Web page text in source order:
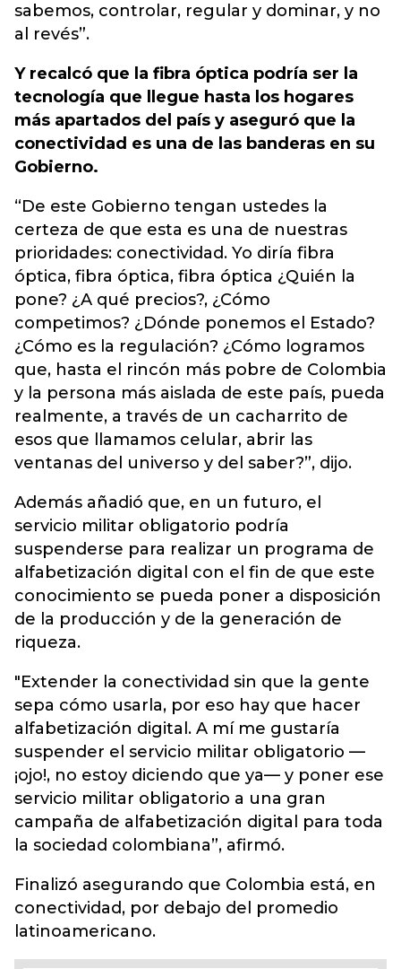
sabemos, controlar, regular y dominar, y no
al revés”.
Y recalcó que la fibra óptica podría ser la
tecnología que llegue hasta los hogares
más apartados del país y aseguró que la
conectividad es una de las banderas en su
Gobierno.
“De este Gobierno tengan ustedes la
certeza de que esta es una de nuestras
prioridades: conectividad. Yo diría fibra
óptica, fibra óptica, fibra óptica ¿Quién la
pone? ¿A qué precios?, ¿Cómo
competimos? ¿Dónde ponemos el Estado?
¿Cómo es la regulación? ¿Cómo logramos
que, hasta el rincón más pobre de Colombia
y la persona más aislada de este país, pueda
realmente, a través de un cacharrito de
esos que llamamos celular, abrir las
ventanas del universo y del saber?”, dijo.
Además añadió que, en un futuro, el
servicio militar obligatorio podría
suspenderse para realizar un programa de
alfabetización digital con el fin de que este
conocimiento se pueda poner a disposición
de la producción y de la generación de
riqueza.
"Extender la conectividad sin que la gente
sepa cómo usarla, por eso hay que hacer
alfabetización digital. A mí me gustaría
suspender el servicio militar obligatorio —
¡ojo!, no estoy diciendo que ya— y poner ese
servicio militar obligatorio a una gran
campaña de alfabetización digital para toda
la sociedad colombiana”, afirmó.
Finalizó asegurando que Colombia está, en
conectividad, por debajo del promedio
latinoamericano.